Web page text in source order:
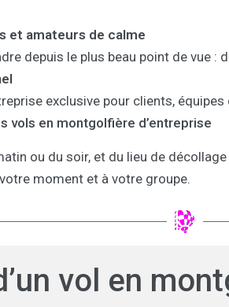
et amateurs de calme
depuis le plus beau point de vue :
exclusive pour clients,
vols en montgolfière d’entreprise
ou du soir, et du lieu de
moment et à votre groupe.
vol en